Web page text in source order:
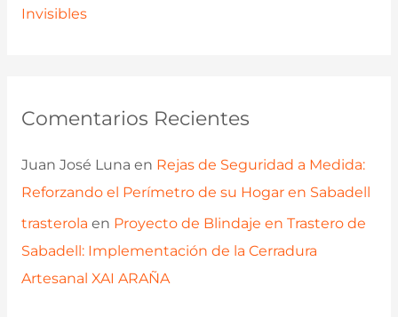
Invisibles
Comentarios Recientes
Juan José Luna en Rejas de Seguridad a Medida:
Reforzando el Perímetro de su Hogar en Sabadell
trasterola en Proyecto de Blindaje en Trastero de
Sabadell: Implementación de la Cerradura
Artesanal XAI ARAÑA